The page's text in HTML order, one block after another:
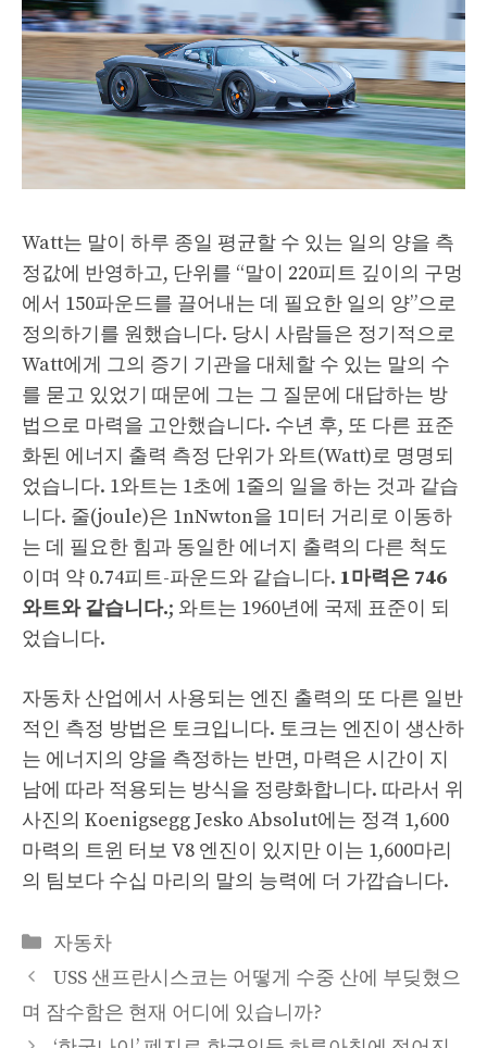
Watt는 말이 하루 종일 평균할 수 있는 일의 양을 측
정값에 반영하고, 단위를 “말이 220피트 깊이의 구멍
에서 150파운드를 끌어내는 데 필요한 일의 양”으로
정의하기를 원했습니다. 당시 사람들은 정기적으로
Watt에게 그의 증기 기관을 대체할 수 있는 말의 수
를 묻고 있었기 때문에 그는 그 질문에 대답하는 방
법으로 마력을 고안했습니다. 수년 후, 또 다른 표준
화된 에너지 출력 측정 단위가 와트(Watt)로 명명되
었습니다. 1와트는 1초에 1줄의 일을 하는 것과 같습
니다. 줄(joule)은 1nNwton을 1미터 거리로 이동하
는 데 필요한 힘과 동일한 에너지 출력의 다른 척도
이며 약 0.74피트-파운드와 같습니다. 1마력은 746
와트와 같습니다.; 와트는 1960년에 국제 표준이 되
었습니다.
자동차 산업에서 사용되는 엔진 출력의 또 다른 일반
적인 측정 방법은 토크입니다. 토크는 엔진이 생산하
는 에너지의 양을 측정하는 반면, 마력은 시간이 지
남에 따라 적용되는 방식을 정량화합니다. 따라서 위
사진의 Koenigsegg Jesko Absolut에는 정격 1,600
마력의 트윈 터보 V8 엔진이 있지만 이는 1,600마리
의 팀보다 수십 마리의 말의 능력에 더 가깝습니다.
Categories
자동차
USS 샌프란시스코는 어떻게 수중 산에 부딪혔으
며 잠수함은 현재 어디에 있습니까?